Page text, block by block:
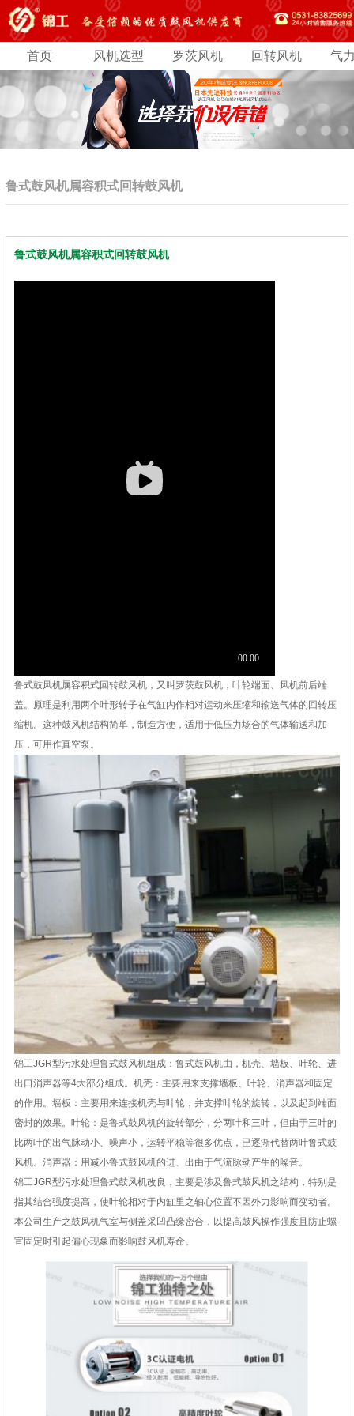
首页 风机选型 罗茨风机 回转风机 气
鲁式鼓风机属容积式回转鼓风机
鲁式鼓风机属容积式回转鼓风机
鲁式鼓风机属容积式回转鼓风机，又叫罗茨鼓风机，叶轮端面、风机前后端
盖。原理是利用两个叶形转子在气缸内作相对运动来压缩和输送气体的回转压
缩机。这种鼓风机结构简单，制造方便，适用于低压力场合的气体输送和加
压，可用作真空泵。
锦工JGR型污水处理鲁式鼓风机组成：鲁式鼓风机由，机壳、墙板、叶轮、进
出口消声器等4大部分组成。机壳：主要用来支撑墙板、叶轮、消声器和固定
的作用。墙板：主要用来连接机壳与叶轮，并支撑叶轮的旋转，以及起到端面
密封的效果。叶轮：是鲁式鼓风机的旋转部分，分两叶和三叶，但由于三叶的
比两叶的出气脉动小、噪声小，运转平稳等很多优点，已逐渐代替两叶鲁式鼓
风机。消声器：用减小鲁式鼓风机的进、出由于气流脉动产生的噪音。
锦工JGR型污水处理鲁式鼓风机改良，主要是涉及鲁式鼓风机之结构，特别是
指其结合强度提高，使叶轮相对于内缸里之轴心位置不因外力影响而变动者。
本公司生产之鼓风机气室与侧盖采凹凸缘密合，以提高鼓风操作强度且防止螺
宣固定时引起偏心现象而影响鼓风机寿命。